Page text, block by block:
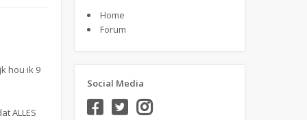
hou ik 9
ALLES
Home
Forum
Social Media